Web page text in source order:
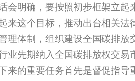
会明确，要按照初步框架立起
来这个目标，推动出台相关法
理体制，组织建设全国碳排放
业先期纳入全国碳排放权交易
来的重要任务首先是督促指导